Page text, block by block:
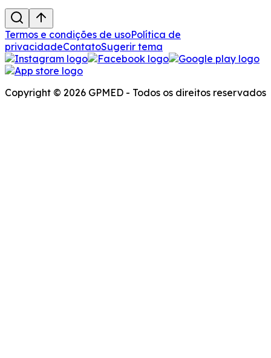
Termos e condições de usoPolítica de
privacidadeContatoSugerir tema
Copyright © 2026 GPMED - Todos os direitos reservados